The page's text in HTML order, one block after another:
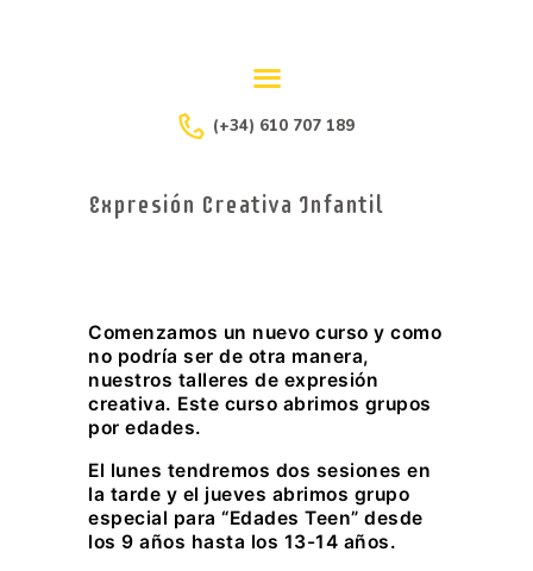
(+34) 610 707 189
PROGRAMACIÓN
Expresión Creativa Infantil
Comenzamos un nuevo curso y como
no podría ser de otra manera,
nuestros talleres de expresión
creativa. Este curso abrimos grupos
por edades.
El lunes tendremos dos sesiones en
la tarde y el jueves abrimos grupo
especial para “Edades Teen” desde
los 9 años hasta los 13-14 años.